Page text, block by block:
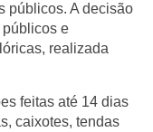
públicos. A decisão
públicos e
realizada
feitas até 14 dias
caixotes, tendas